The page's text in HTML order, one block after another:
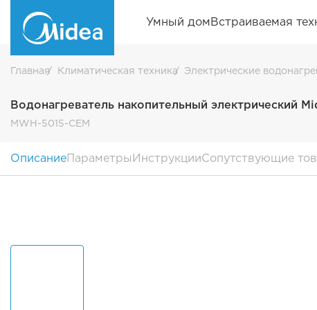
Умный домВстраиваемая
Главная Климатическая техника Электрические
Водонагреватель накопительный электрический
MWH-5015-CEM
ОписаниеПараметрыИнструкцииСопутствующие